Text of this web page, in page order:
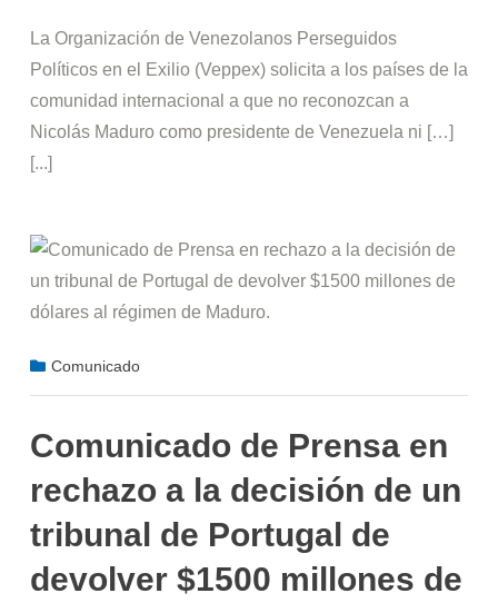
La Organización de Venezolanos Perseguidos
Políticos en el Exilio (Veppex) solicita a los países de la
comunidad internacional a que no reconozcan a
Nicolás Maduro como presidente de Venezuela ni […]
[...]
Comunicado
Comunicado de Prensa en
rechazo a la decisión de un
tribunal de Portugal de
devolver $1500 millones de